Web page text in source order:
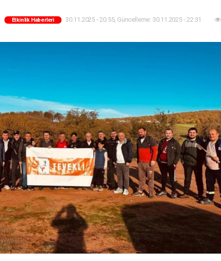
Etkinlik Haberleri 30.11.2025 - 20:55, Güncelleme: 30.11.2025 - 22:31